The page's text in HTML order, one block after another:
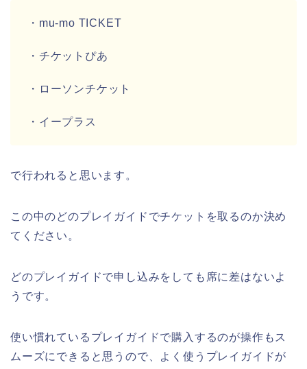
・mu-mo TICKET
・チケットぴあ
・ローソンチケット
・イープラス
で行われると思います。
この中のどのプレイガイドでチケットを取るのか決め
てください。
どのプレイガイドで申し込みをしても席に差はないよ
うです。
使い慣れているプレイガイドで購入するのが操作もス
ムーズにできると思うので、よく使うプレイガイドが